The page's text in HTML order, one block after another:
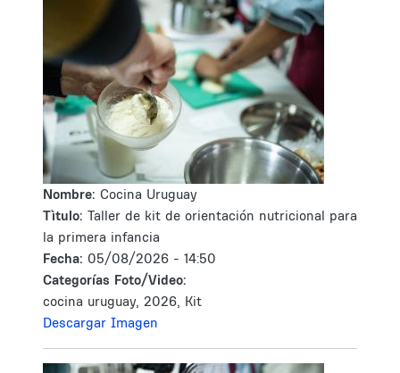
Nombre: Cocina Uruguay
Tìtulo: Taller de kit de orientación nutricional para
la primera infancia
Fecha: 05/08/2026 - 14:50
Categorías Foto/Video:
cocina uruguay, 2026, Kit
Descargar Imagen